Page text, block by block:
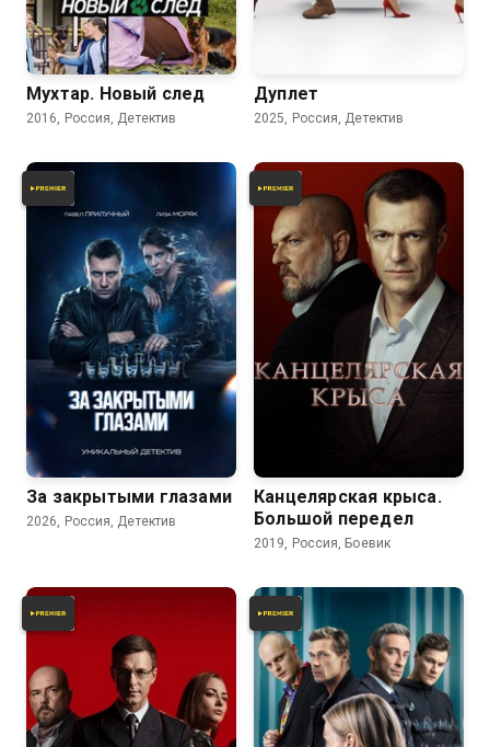
Мухтар. Новый след
2016, Россия, Детектив
Дуплет
2025, Россия, Детектив
За закрытыми глазами
2026, Россия, Детектив
Канцелярская крыса.
Большой передел
2019, Россия, Боевик